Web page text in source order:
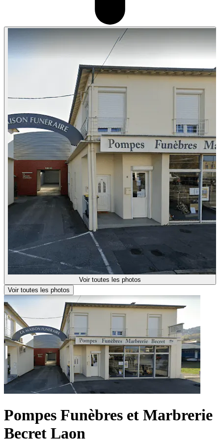
Voir toutes les photos
Voir toutes les photos
Pompes Funèbres et Marbrerie
Becret Laon